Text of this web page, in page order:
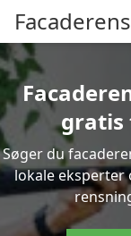
gratis
Søger du
lokale eksperter